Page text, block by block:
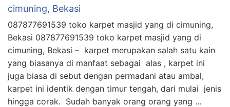
cimuning, Bekasi
087877691539 toko karpet masjid yang di cimuning,
Bekasi 087877691539 toko karpet masjid yang di
cimuning, Bekasi – karpet merupakan salah satu kain
yang biasanya di manfaat sebagai alas , karpet ini
juga biasa di sebut dengan permadani atau ambal,
karpet ini identik dengan timur tengah, dari mulai jenis
hingga corak. Sudah banyak orang orang yang …